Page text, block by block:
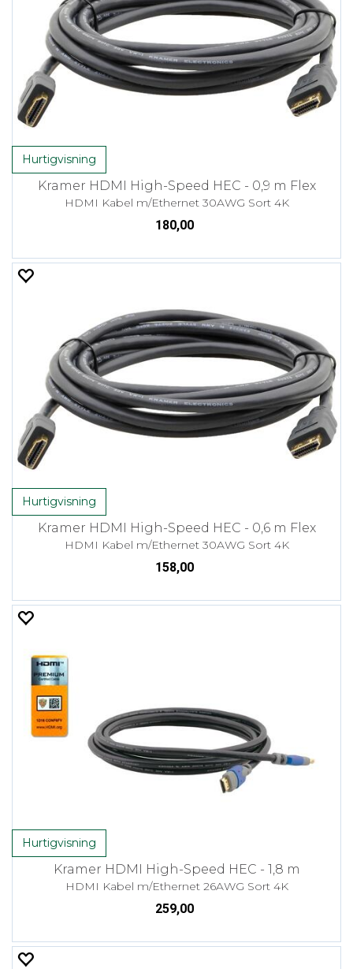
Hurtigvisning
Kramer HDMI High-Speed HEC - 0,9 m Flex
HDMI Kabel m/Ethernet 30AWG Sort 4K
180,00
Hurtigvisning
Kramer HDMI High-Speed HEC - 0,6 m Flex
HDMI Kabel m/Ethernet 30AWG Sort 4K
158,00
Hurtigvisning
Kramer HDMI High-Speed HEC - 1,8 m
HDMI Kabel m/Ethernet 26AWG Sort 4K
259,00